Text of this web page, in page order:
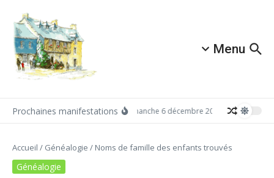
Menu
Prochaines manifestations Dimanche 6 décembre 2026: Redécouvrez
Accueil / Généalogie / Noms de famille des enfants trouvés
Généalogie